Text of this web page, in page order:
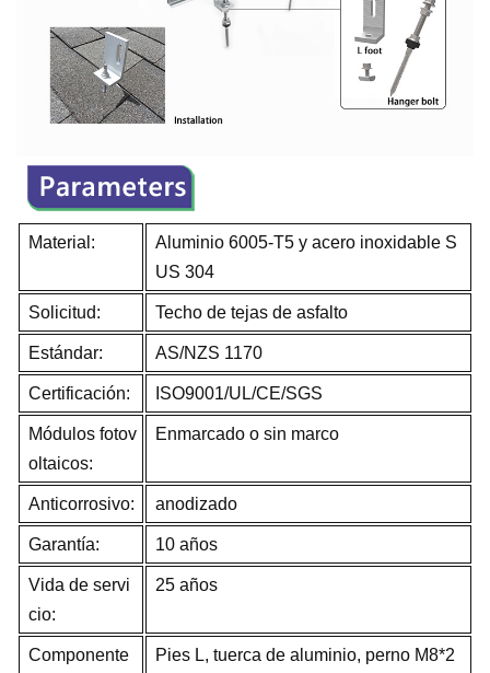
Material:
Aluminio 6005-T5 y acero inoxidable S
US 304
Solicitud: Techo de tejas de asfalto
Estándar: AS/NZS 1170
Certificación: ISO9001/UL/CE/SGS
Módulos fotov
oltaicos:
Enmarcado o sin marco
Anticorrosivo: anodizado
Garantía: 10 años
Vida de servi
cio:
25 años
Componente
Pies L, tuerca de aluminio, perno M8*2